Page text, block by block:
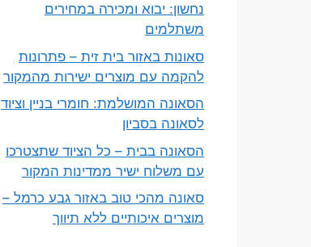
נחשון: יבוא ומכירה במחירים
משתלמים
סאונות באזור בית זית – פתרונות
להקמה עם מוצרים ישירות מהמקור
הסאונה המושלמת: חומרי בניין וציוד
לסאונה בסביון
הסאונה בבית – כל הציוד שתצטרכו
עם משלוח ישיר ממדינות המקור
סאונה מהכי טוב באזור גבע כרמל –
מוצרים איכותיים ללא תיווך